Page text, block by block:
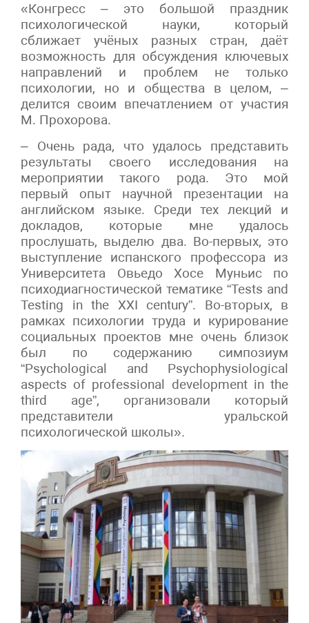
«Конгресс – это большой праздник
психологической науки, который
сближает учёных разных стран, даёт
возможность для обсуждения ключевых
направлений и проблем не только
психологии, но и общества в целом, –
делится своим впечатлением от участия
М. Прохорова.
– Очень рада, что удалось представить
результаты своего исследования на
мероприятии такого рода. Это мой
первый опыт научной презентации на
английском языке. Среди тех лекций и
докладов, которые мне удалось
прослушать, выделю два. Во-первых, это
выступление испанского профессора из
Университета Овьедо Хосе Муньис по
психодиагностической тематике “Tests and
Testing in the XXI century”. Во-вторых, в
рамках психологии труда и курирование
социальных проектов мне очень близок
был по содержанию симпозиум
“Psychological and Psychophysiological
aspects of professional development in the
third age”, организовали который
представители уральской
психологической школы».